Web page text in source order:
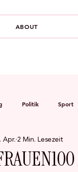
ABOUT
Politik Sport
Familie Trends
Apr. 2 Min. Lesezeit